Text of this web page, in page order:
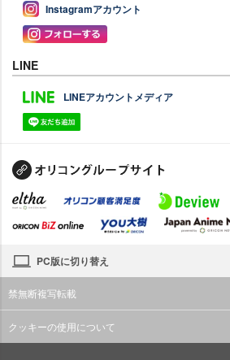
Instagramアカウント
LINE
LINEアカウントメディア
PC版に切り替え
禁無断複写転載
クッキーの使用について